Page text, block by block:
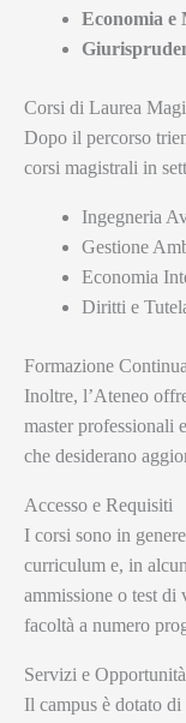
Economia e
Corsi di Laurea
Dopo il percorso
corsi magistrali in
Ingegneria
Gestione
Economia
Diritti e
Formazione
Inoltre, l’Ateneo
master professionali
che desiderano
Accesso e Requisiti
I corsi sono in
curriculum e, in
ammissione o test di
facoltà a numero
Servizi e
Il campus è dotato